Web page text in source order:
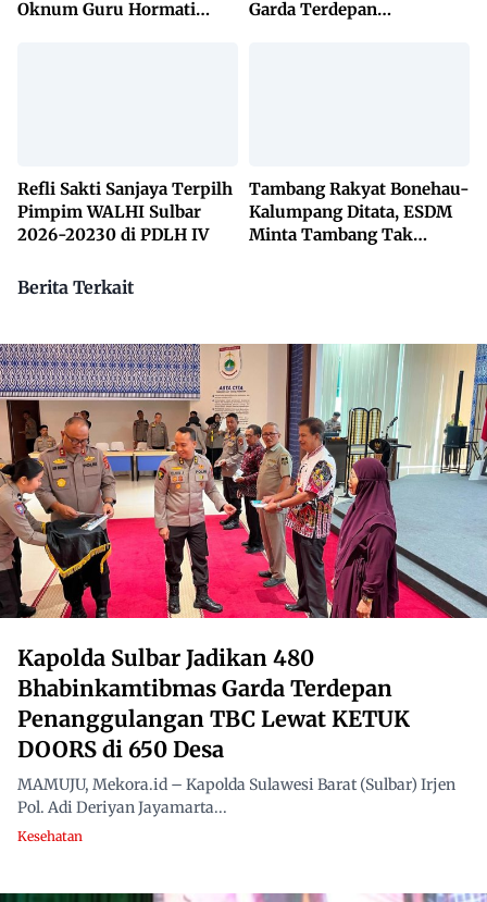
Oknum Guru Hormati
Garda Terdepan
Refli Sakti Sanjaya Terpilh
Pimpim WALHI Sulbar
2026-20230 di PDLH IV
Tambang Rakyat Bonehau-
Kalumpang Ditata, ESDM
Minta Tambang Tak
Berita Terkait
Kapolda Sulbar Jadikan 480
Bhabinkamtibmas Garda Terdepan
Penanggulangan TBC Lewat KETUK
DOORS di 650 Desa
MAMUJU, Mekora.id – Kapolda Sulawesi Barat (Sulbar) Irjen
Pol. Adi Deriyan Jayamarta...
Kesehatan